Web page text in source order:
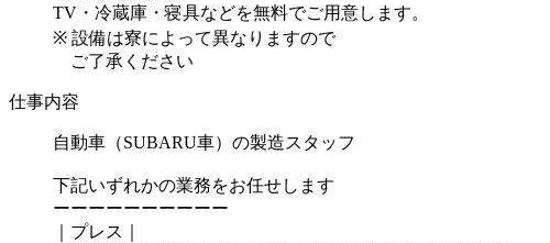
TV・冷蔵庫・寝具などを無料でご用意します。
※ 設備は寮によって異なりますので
ご了承ください
仕事内容
自動車（SUBARU車）の製造スタッフ
下記いずれかの業務をお任せします
ーーーーーーーーーー
｜プレス｜